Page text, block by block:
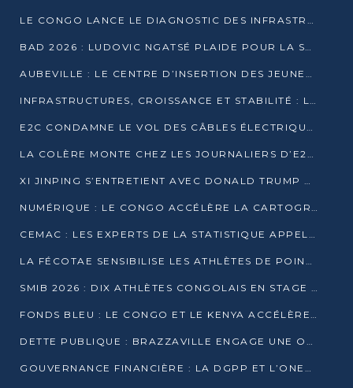
LE CONGO LANCE LE DIAGNOSTIC DES INFRASTRUCTURES SPORTIVES DU COMPLEXE DE KINTÉLÉ
BAD 2026 : LUDOVIC NGATSÉ PLAIDE POUR LA SOUVERAINETÉ FINANCIÈRE AFRICAINE
AUBEVILLE : LE CENTRE D’INSERTION DES JEUNES PRÊT À OUVRIR SES PORTES
INFRASTRUCTURES, CROISSANCE ET STABILITÉ : LA GUINÉE AFFÛTE SES AMBITIONS
E2C CONDAMNE LE VOL DES CÂBLES ÉLECTRIQUES APRÈS UNE VIDÉO VIRALE
LA COLÈRE MONTE CHEZ LES JOURNALIERS D’E2C QUI DÉNONCENT 20 ANS DE PRÉCARITÉ
XI JINPING S’ENTRETIENT AVEC DONALD TRUMP À BEIJING
NUMÉRIQUE : LE CONGO ACCÉLÈRE LA CARTOGRAPHIE DE SES INFRASTRUCTURES DIGITALES
CEMAC : LES EXPERTS DE LA STATISTIQUE APPELLENT À RENFORCER LA SÉCURISATION DES DONNÉES
LA FÉCOTAE SENSIBILISE LES ATHLÈTES DE POINTE-NOIRE À L’HYGIÈNE ALIMENTA
SMIB 2026 : DIX ATHLÈTES CONGOLAIS EN STAGE AU KENYA
FONDS BLEU : LE CONGO ET LE KENYA ACCÉLÈRENT LA MOBILISATION DES FINANCEMENTS
DETTE PUBLIQUE : BRAZZAVILLE ENGAGE UNE OPÉRATION DE RACHAT DE 575 MILLIONS DE DOLLARS
GOUVERNANCE FINANCIÈRE : LA DGPP ET L’ONEC-C VERS UN PARTENARIAT POUR ASSAINIR LES ENTREPRISES PUBLIQUES